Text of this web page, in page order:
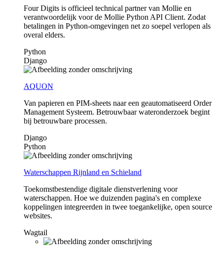
Four Digits is officieel technical partner van Mollie en
verantwoordelijk voor de Mollie Python API Client. Zodat
betalingen in Python-omgevingen net zo soepel verlopen als
overal elders.
Python
Django
AQUON
Van papieren en PIM-sheets naar een geautomatiseerd Order
Management Systeem. Betrouwbaar wateronderzoek begint
bij betrouwbare processen.
Django
Python
Waterschappen Rijnland en Schieland
Toekomstbestendige digitale dienstverlening voor
waterschappen. Hoe we duizenden pagina's en complexe
koppelingen integreerden in twee toegankelijke, open source
websites.
Wagtail